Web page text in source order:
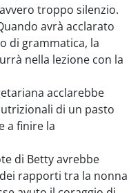
troppo silenzio.
avrà acclarato
di grammatica, la
nella lezione con la
acclarebbe
di un pasto
a finire la
di Betty avrebbe
rapporti tra la nonna